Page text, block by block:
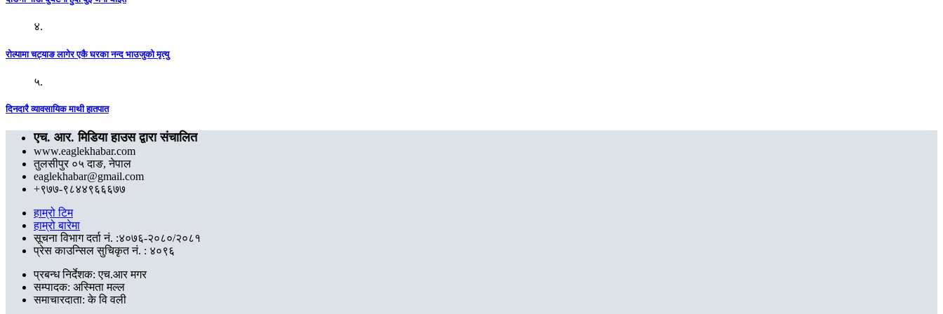
४.
रोल्पामा चट्याङ लागेर एकै घरका नन्द भाउजुको मृत्यु
५.
दिनदारै व्यावसायिक माथी हातपात
एच. आर. मिडिया हाउस द्वारा संचालित
www.eaglekhabar.com
तुलसीपुर ०५ दाङ, नेपाल
eaglekhabar@gmail.com
+९७७-९८४४९६६६७७
हाम्रो टिम
हाम्रो बारेमा
सूचना विभाग दर्ता नं. :४०७६-२०८०/२०८१
प्रेस काउन्सिल सुचिकृत नं. : ४०९६
प्रबन्ध निर्देशक: एच.आर मगर
सम्पादक: अस्मिता मल्ल
समाचारदाता: के वि वली